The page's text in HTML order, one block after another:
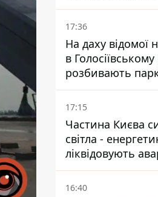
17:36
На даху відомої
в
розбивають
гектар
17:15
Частина Києва
світла -
ліквідовують
16:40